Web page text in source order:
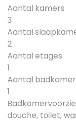
Aantal kamers
3
Aantal
2
Aantal etages
1
Aantal
1
douche, toilet,